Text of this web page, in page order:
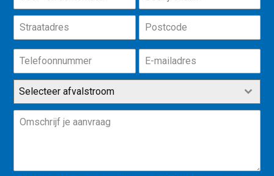
Selecteer afvalstroom